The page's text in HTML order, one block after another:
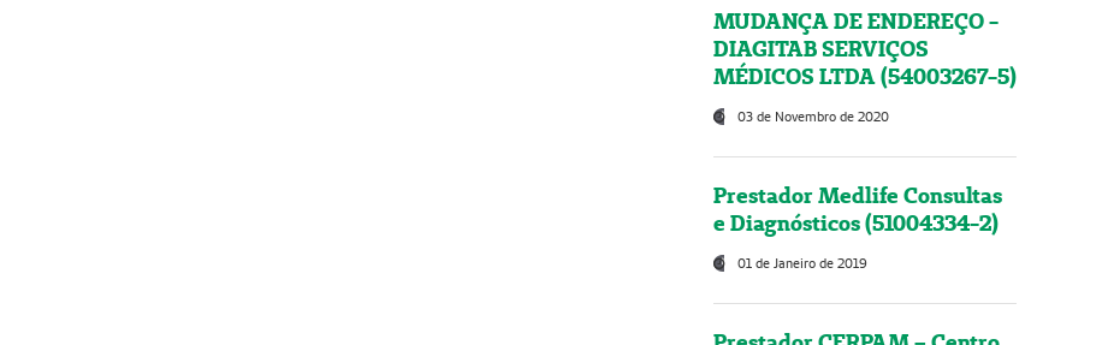
MUDANÇA DE ENDEREÇO -
DIAGITAB SERVIÇOS
MÉDICOS LTDA (54003267-5)
03 de Novembro de 2020
Prestador Medlife Consultas
e Diagnósticos (51004334-2)
01 de Janeiro de 2019